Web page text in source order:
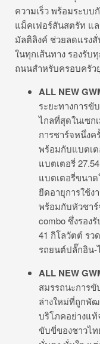
ความเร็ว พร้อมระบ
แม็คเฟอร์สันสตรัท แ
มัลติลิงค์ ช่วยลดแรง
ในทุกเส้นทาง รองรั
ถนนสำหรับครอบครั
ALL NEW
ระยะทางการขั
ไกลที่สุดในเซก
การชาร์จหนึ่งค
พร้อมกับแบตเต
แบตเตอรี่
แบตเตอรี่ขนา
ยืดอายุการใช้ง
พร้อมกับหัวชาร์
combo ซึ่งรอง
41 กิโลวัตต์ รว
รถยนต์ปลั๊กอิน-
ALL NEW
สมรรถนะการ
ล่างใหม่ที่ถูกพั
บริโภคอย่างแ
ขับขี่ของชาวไ